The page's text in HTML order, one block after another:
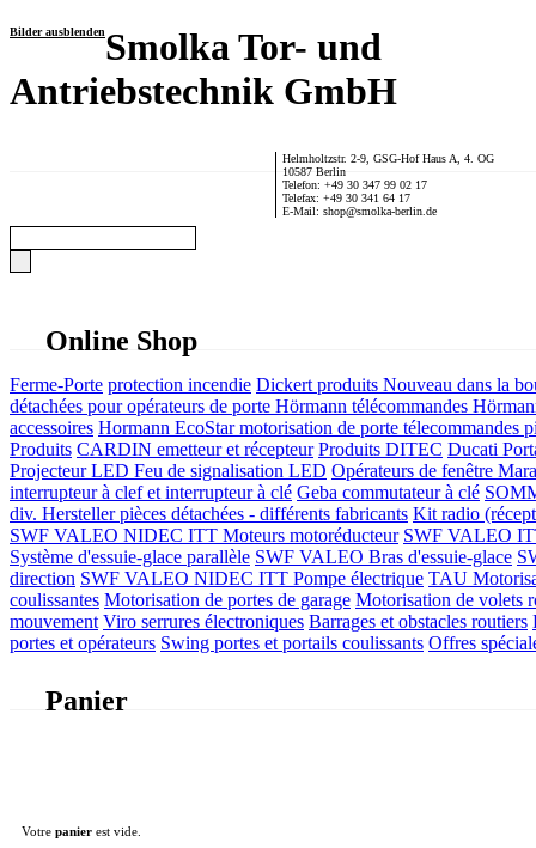
Bilder ausblendenSmolka Tor- und
Antriebstechnik GmbH
Helmholtzstr. 2-9, GSG-Hof Haus A, 4. OG
10587 Berlin
Telefon: +49 30 347 99 02 17
Telefax: +49 30 341 64 17
E-Mail: shop@smolka-berlin.de
Online Shop
Ferme-Porte protection incendie Dickert produits Nouveau dans la
détachées pour opérateurs de porte Hörmann télécommandes
accessoires Hormann EcoStar motorisation de porte télecommandes
Produits CARDIN emetteur et récepteur Produits DITEC Ducati
Projecteur LED Feu de signalisation LED Opérateurs de fenêtre
interrupteur à clef et interrupteur à clé Geba commutateur à clé
div. Herstellerpièces détachées - différents fabricants Kit radio
SWF VALEO NIDEC ITT Moteurs motoréducteur SWF VALEO
Système d'essuie-glace parallèle SWF VALEO Bras d'essuie-glace
direction SWF VALEO NIDEC ITT Pompe électrique TAU
coulissantes Motorisation de portes de garage Motorisation de volets
mouvement Viro serrures électroniques Barrages et obstacles routiers
portes et opérateurs Swing portes et portails coulissants Offres
Panier
Votre panier est vide.